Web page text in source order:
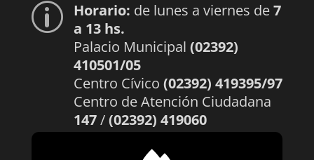
p Horario: de lunes a viernes de7
a 13 hs.
Palacio Municipal (02392)
410501/05
Centro Cívico (02392) 419395/97
Centro de Atención Ciudadana
147/(02392) 419060